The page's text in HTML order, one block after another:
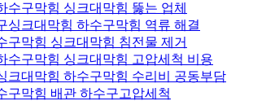
수구막힘 싱크대막힘 뚫는 업체
싱크대막힘 하수구막힘 역류 해결
구막힘 싱크대막힘 침전물 제거
수구막힘 싱크대막힘 고압세척 비용
크대막힘 하수구막힘 수리비 공동부담
구막힘 배관 하수구고압세척